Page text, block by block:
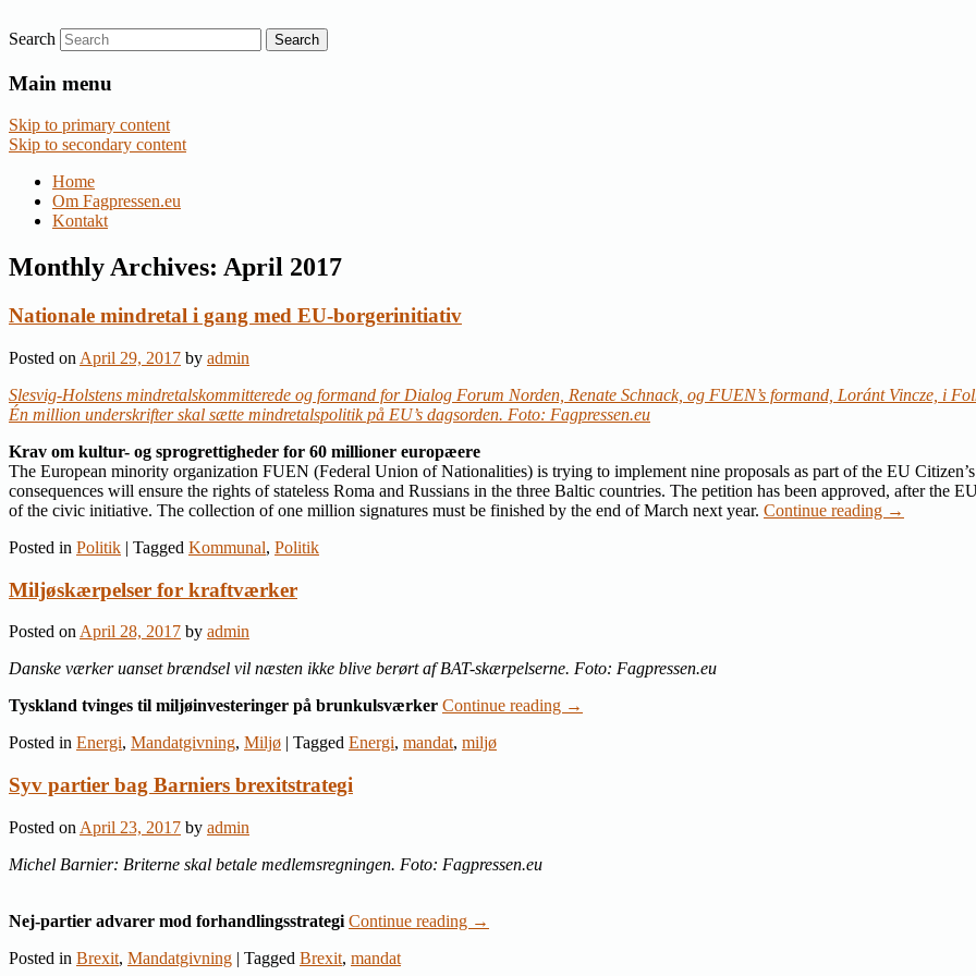
Fagpressen.eu
Nyheder om dansk EU-politik
Search
Main menu
Skip to primary content
Skip to secondary content
Home
Om Fagpressen.eu
Kontakt
Monthly Archives: April 2017
Nationale mindretal i gang med EU-borgerinitiativ
Posted on April 29, 2017 by admin
Slesvig-Holstens mindretalskommitterede og formand for Dialog Forum Norden, Renate Schnack, og FUEN’s formand, Loránt Vincze, i
Én million underskrifter skal sætte mindretalspolitik på EU’s dagsorden. Foto: Fagpressen.eu
Krav om kultur- og sprogrettigheder for 60 millioner europæere
The European minority organization FUEN (Federal Union of Nationalities) is trying to implement nine proposals as part of the EU
consequences will ensure the rights of stateless Roma and Russians in the three Baltic countries. The petition has been approved, after the
of the civic initiative. The collection of one million signatures must be finished by the end of March next year. Continue reading →
Posted in Politik | Tagged Kommunal, Politik
Miljøskærpelser for kraftværker
Posted onApril 28, 2017 by admin
Danske værker uanset brændsel vil næsten ikke blive berørt af BAT-skærpelserne. Foto: Fagpressen.eu
Tyskland tvinges til miljøinvesteringer på brunkulsværker Continue reading →
Posted in Energi, Mandatgivning, Miljø | Tagged Energi, mandat, miljø
Syv partier bag Barniers brexitstrategi
Posted on April 23, 2017 by admin
Michel Barnier: Briterne skal betale medlemsregningen. Foto: Fagpressen.eu
Nej-partier advarer mod forhandlingsstrategi Continue reading →
Posted in Brexit, Mandatgivning | Tagged Brexit, mandat